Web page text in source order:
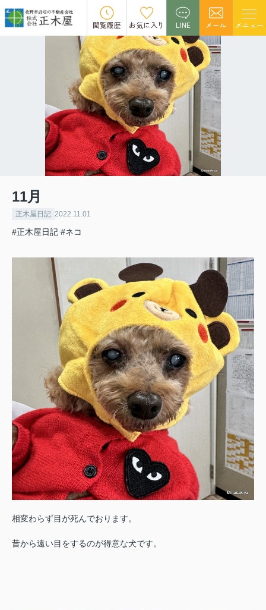
閲覧履歴 お気に入り LINE メール メニュー
11月
正木屋日記 2022.11.01
#正木屋日記 #ネコ
相変わらず目が死んでおります。
昔から遠い目をするのが得意な犬です。